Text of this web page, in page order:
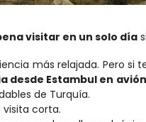
visitar en un solo día
más relajada. Pero si
desde Estambul en avión
de Turquía.
corta.